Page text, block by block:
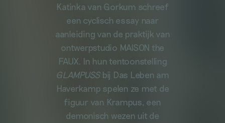
Katinka van Gorkum schreef
een cyclisch essay naar
aanleiding van de praktijk van
ontwerpstudio MAISON the
FAUX. In hun tentoonstelling
GLAMPUSSbij Das Leben am
Haverkamp spelen ze met de
figuur van Krampus, een
demonisch wezen uit de